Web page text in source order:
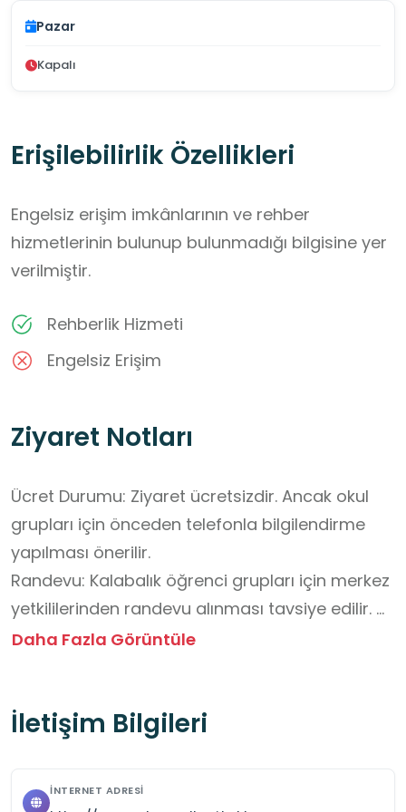
Pazar
Kapalı
Erişilebilirlik Özellikleri
Engelsiz erişim imkânlarının ve rehber
hizmetlerinin bulunup bulunmadığı bilgisine yer
verilmiştir.
Rehberlik Hizmeti
Engelsiz Erişim
Ziyaret Notları
Ücret Durumu: Ziyaret ücretsizdir. Ancak okul
grupları için önceden telefonla bilgilendirme
yapılması önerilir.
Randevu: Kalabalık öğrenci grupları için merkez
yetkililerinden randevu alınması tavsiye edilir.
Böylece rehberlik ve atölye alanlarının
tüketimi sınırlıdır. Öğrencilerin su şişeleri
Atık çıkarmayan ambalaj tercih edilmesi önerilir
Daha Fazla Görüntüle
İletişim Bilgileri
İNTERNET ADRESI